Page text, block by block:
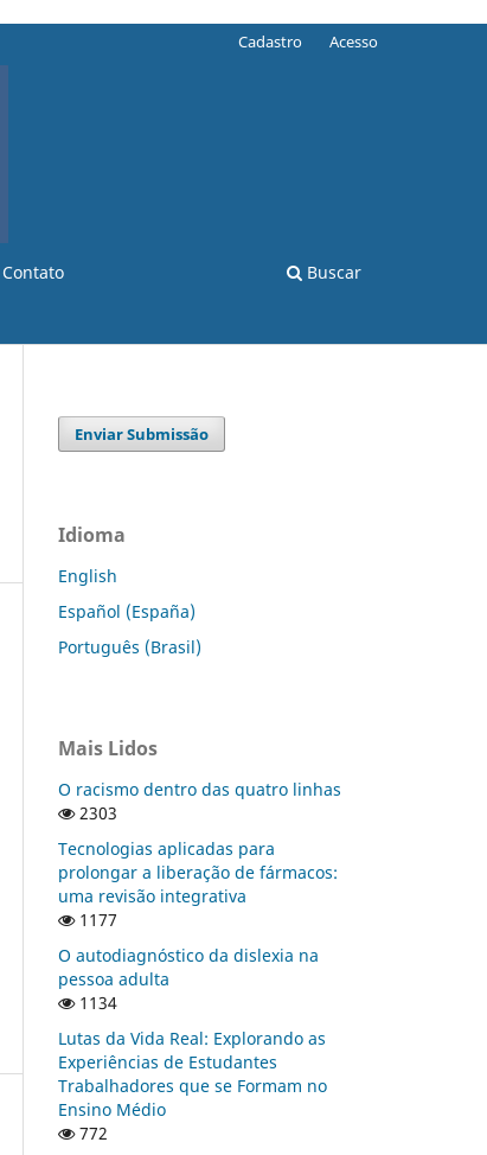
Contato Buscar
Cadastro Acesso
Enviar Submissão
Idioma
English
Español (España)
Português (Brasil)
Mais Lidos
O racismo dentro das quatro linhas
2303
Tecnologias aplicadas para
prolongar a liberação de fármacos:
uma revisão integrativa
1177
O autodiagnóstico da dislexia na
pessoa adulta
1134
Lutas da Vida Real: Explorando as
Experiências de Estudantes
Trabalhadores que se Formam no
Ensino Médio
772